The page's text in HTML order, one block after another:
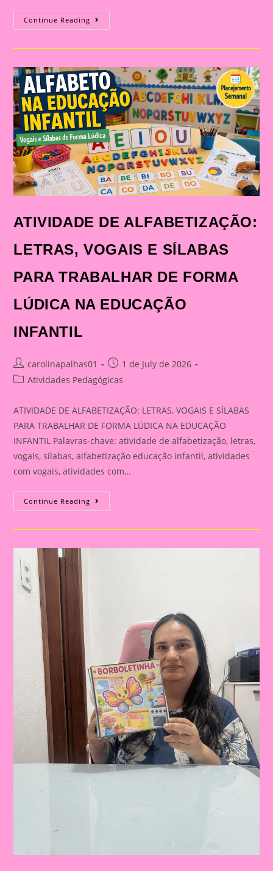
Continue Reading ATIVIDADE
DE
LETRAS,
SÍLABAS
PARA
TRABALHAR
DE
FORMA
LÚDICA
NA
EDUCAÇÃO
INFANTIL
ATIVIDADE DE ALFABETIZAÇÃO:
LETRAS, VOGAIS E SÍLABAS
PARA TRABALHAR DE FORMA
LÚDICA NA EDUCAÇÃO
INFANTIL
Post
author:
carolinapalhas01
Post
published:
1 de July de 2026
PostAtividades Pedagógicas
ATIVIDADE DE ALFABETIZAÇÃO: LETRAS, VOGAIS E SÍLABAS
PARA TRABALHAR DE FORMA LÚDICA NA EDUCAÇÃO
INFANTIL Palavras-chave: atividade de alfabetização, letras,
vogais, sílabas, alfabetização educação infantil, atividades
com vogais, atividades com…
Continue Reading ATIVIDADE
DE
SÍLABAS